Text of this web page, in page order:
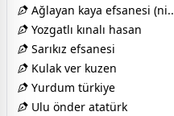
Ağlayan kaya efsanesi (ni..
Yozgatlı kınalı hasan
Sarıkız efsanesi
Kulak ver kuzen
Yurdum türkiye
Ulu önder atatürk